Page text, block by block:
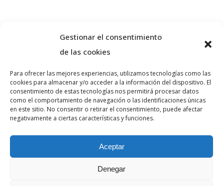
Gestionar el consentimiento
de las cookies
Para ofrecer las mejores experiencias, utilizamos tecnologías como las
cookies para almacenar y/o acceder a la información del dispositivo. El
consentimiento de estas tecnologías nos permitirá procesar datos
como el comportamiento de navegación o las identificaciones únicas
en este sitio. No consentir o retirar el consentimiento, puede afectar
negativamente a ciertas características y funciones.
Aceptar
Denegar
Sobre nosaltres
VA ADVOCATS és un despatx d’advocats
especialitzat en dret penal i civil a la ciutat de
Girona. Realitzi la seva consulta sense